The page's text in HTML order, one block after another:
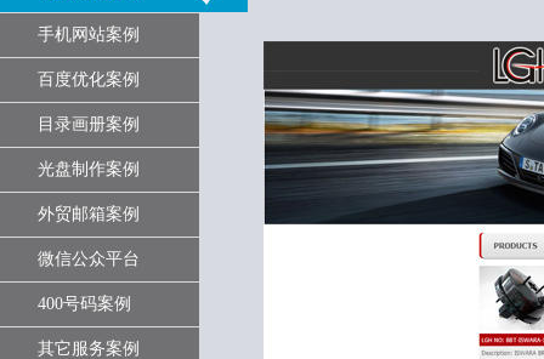
手机网站案例
百度优化案例
目录画册案例
光盘制作案例
外贸邮箱案例
微信公众平台
400号码案例
其它服务案例